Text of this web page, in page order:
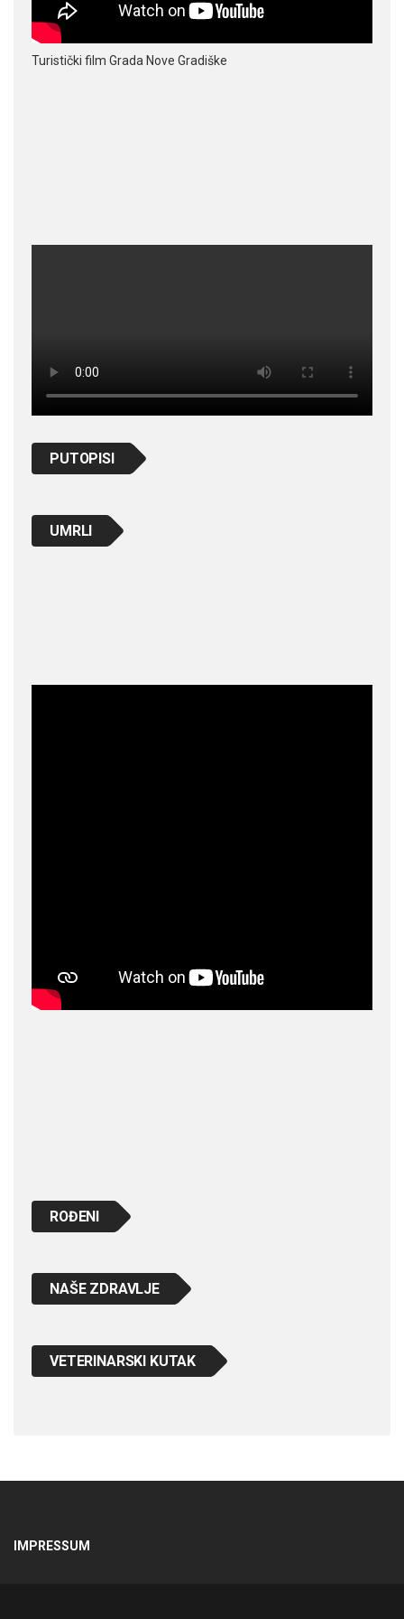
Turistički film Grada Nove Gradiške
PUTOPISI
UMRLI
ROĐENI
NAŠE ZDRAVLJE
VETERINARSKI KUTAK
IMPRESSUM